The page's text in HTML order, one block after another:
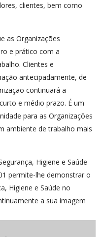
clientes, bem como
as Organizações
e prático com a
Clientes e
antecipadamente, de
continuará a
e médio prazo. É um
para as Organizações
ambiente de trabalho mais
Higiene e Saúde
permite-lhe demonstrar o
Higiene e Saúde no
a sua imagem